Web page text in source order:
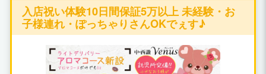
入店祝い体験10日間保証5万以上 未経験・お
子様連れ・ぽっちゃりさんOKでぇす♪